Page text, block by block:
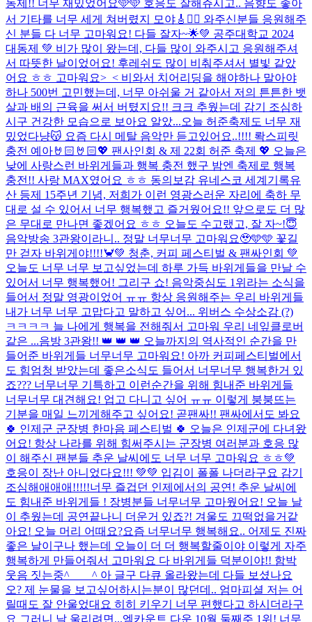
동제!! 너무 재밌었어요🩵🩵 호응도 잘해쥬시고.. 음향도 좋아
서 기타를 너무 세게 쳐버렸지 모야🎸❤️‍🔥 와주신분들 응원해주
신 분들 다 너무 고마워요! 다들 잘자~🌟💚 공주대학교 2024
대동제 💚 비가 많이 왔는데, 다들 많이 와주시고 응원해주셔
서 따뜻한 날이었어요! 후레쉬도 많이 비춰주셔서 별빛 같았
어요 ㅎㅎ 고마워요>_< 비와서 치어리딩을 해야하나 말아야
하나 500번 고민했는데, 너무 아쉬울 거 같아서 저의 튼튼한 뱃
살과 배의 근육을 써서 버텼지요!! 크크 추웠는데 감기 조심하
시구 건강한 모습으로 보아요 알았...오늘 허준축제도 너무 재
밌었다냥😽 요즘 다시 메탈 음악만 듣고있어요..!!!! 롹스피릿
충전 예아🤘🏻🤘🏻💖 팬사인회 & 제 22회 허준 축제 💖 오늘은
낮에 사랑스런 바위게들과 행복 충전 했구 밤엔 축제로 행복
충전!! 사랑 MAX였어요 ㅎㅎ 동의보감 유네스코 세계기록유
산 등제 15주년 기념, 저희가 이런 영광스러운 자리에 축하 무
대로 설 수 있어서 너무 행복했고 즐거웠어요!! 앞으로도 더 많
은 무대로 만나면 좋겠어요 ㅎㅎ 오늘도 수고랬고, 잘 자~!😇
음악방송 3관왕이라니.. 정말 너무너무 고마워요🥹🩵🩵 꽃길
만 걷자 바위게야!!!!🦀💚 청춘, 커피 페스티벌 & 팬싸인회 💚
오늘도 너무 너무 보고싶었는데 하루 가득 바위게들을 만날 수
있어서 너무 행복했어! 그리구 쇼! 음악중심도 1위라는 소식을
들어서 정말 영광이었어 ㅠㅠ 항상 응원해주는 우리 바위게들
내가 너무 너무 고맙다고 말하고 싶어... 위버스 수상소감 (?)
ㅋㅋㅋㅋ 늘 나에게 행복을 전해줘서 고마워 우리 네잎클로버
같은 ...음방 3관왕!! 👑 👑 👑 오늘까지의 역사적인 순간을 만
들어준 바위게들 너무너무 고마워요! 아까 커피페스티벌에서
도 힘엄청 받았는데 좋은소식도 들어서 너무너무 행복한거 있
죠??? 너무너무 기특하고 이런순간을 위해 힘내준 바위게들
너무너무 대견해요! 업고 다니고 싶어 ㅠㅠ 이렇게 붕붕뜨는
기분을 매일 느끼게해주고 싶어요! 곧팬싸!! 팬싸에서도 봐요
🍀 인제군 군장병 한마음 페스티벌 🍀 오늘은 인제군에 다녀왔
어요! 항상 나라를 위해 힘써주시는 군장병 여러분과 호응 많
이 해주신 팬분들 추운 날씨에도 너무 너무 고마워요 ㅎㅎ💚
호응이 장난 아니었다요!!! 💚💚 입김이 폴폴 나더라구요 감기
조심해애애애!!!!!너무 즐겁던 인제에서의 공연! 추운 날씨에
도 힘내준 바위게들 ! 장병분들 너무너무 고마웠어요! 오늘 날
이 추웠는데 공연끝나니 더운거 있죠?! 겨울도 끄떡없을거같
아요! 오늘 머리 어때요?요즘 너무너무 행복해요.. 어제도 진짜
좋은 날이구나 했는데 오늘이 더 더 행복할줄이야 이렇게 자주
행복하게 만들어줘서 고마워요 다 바위게들 덕분이야!! 함박
웃음 짓는중^____^ 아 글구 다큐 올라왔는데 다들 보셨나요
오? 제 눈물을 보고싶어하시는분이 많던데.. 엄마피셜 저는 어
릴때도 잘 안울었대요 히히 키우기 너무 편했다고 하시더라구
요 그러니 날 울리려면...엠카운트 다운 10월 둘째주 1위! 너무